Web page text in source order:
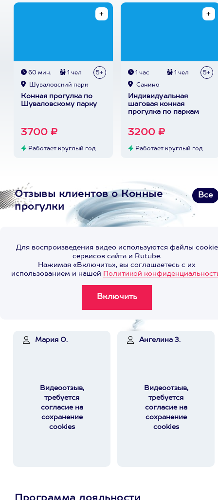
60 мин. 1 чел 5+
Шуваловский парк
Конная прогулка по
Шуваловскому парку
3700 ₽
Работает круглый год
1 час 1 чел 5+
Санино
Индивидуальная
шаговая конная
прогулка по паркам
3200 ₽
Работает круглый год
Отзывы клиентов о Конные
прогулки
Все
Для воспроизведения видео используются файлы cookie
сервисов сайта и Rutube.
Нажимая «Включить», вы соглашаетесь с их
использованием и нашей Политикой
Мария О.
Видеоотзыв,
требуется
согласие на
сохранение
cookies
Ангелина З.
Видеоотзыв,
требуется
согласие на
сохранение
cookies